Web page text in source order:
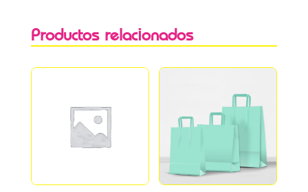
Productos relacionados